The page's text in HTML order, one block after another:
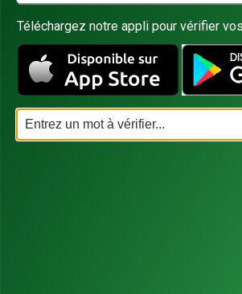
Téléchargez notre appli pour vérifier